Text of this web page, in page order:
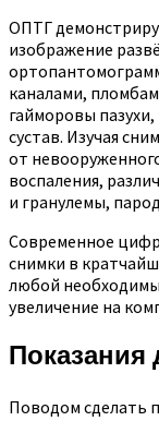
ОПТГ
изображение
каналами,
гайморовы
сустав. Изучая
от
воспаления,
и гранулемы,
Современное
снимки в
любой
увеличение на
Поводом сделать